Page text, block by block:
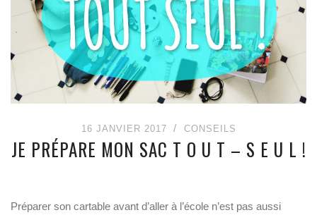
16 JANVIER 2017 CONSEILS
JE PRÉPARE MON SAC T O U T – S E U L !
Préparer son cartable avant d’aller à l’école n’est pas aussi